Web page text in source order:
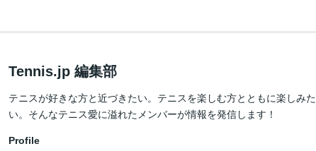
Tennis.jp 編集部
テニスが好きな方と近づきたい。テニスを楽しむ方とともに楽しみた
い。そんなテニス愛に溢れたメンバーが情報を発信します！
Profile